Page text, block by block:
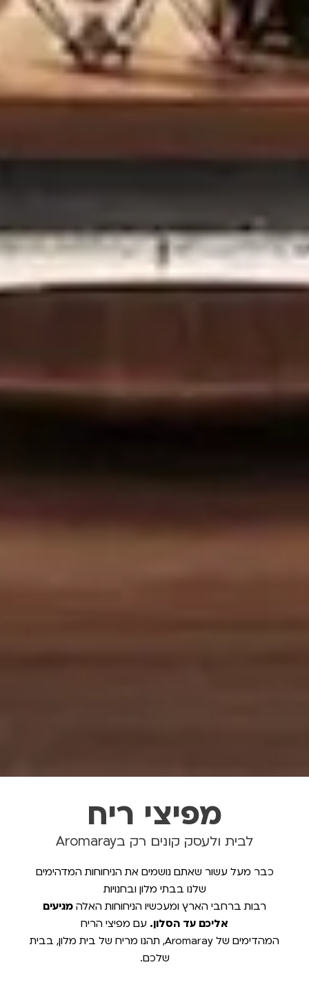
מפיצי ריח
לבית ולעסק קונים רק בAromaray
כבר מעל עשור שאתם נושמים את הניחוחות המדהימים
שלנו בבתי מלון ובחנויות
רבות ברחבי הארץ ומעכשיו הניחוחות האלה מגיעים
אליכם עד הסלון. עם מפיצי הריח
המהדימים של Aromaray, תהנו מריח של בית מלון, בבית
שלכם.